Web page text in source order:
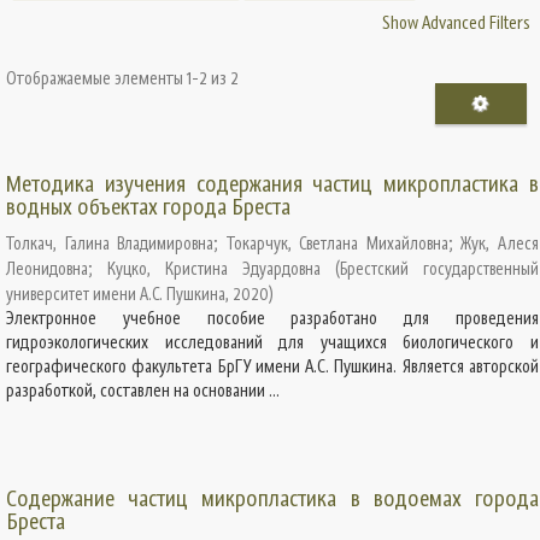
Show Advanced Filters
Отображаемые элементы 1-2 из 2
Методика изучения содержания частиц микропластика в
водных объектах города Бреста
Толкач, Галина Владимировна; Токарчук, Светлана Михайловна;Жук, Алеся
Леонидовна; Куцко, Кристина Эдуардовна (Брестский государственный
университет имени А.С. Пушкина, 2020)
Электронное учебное пособие разработано для проведения
гидроэкологических исследований для учащихся биологического и
географического факультета БрГУ имени А.С. Пушкина. Является авторской
разработкой, составлен на основании ...
Содержание частиц микропластика в водоемах города
Бреста